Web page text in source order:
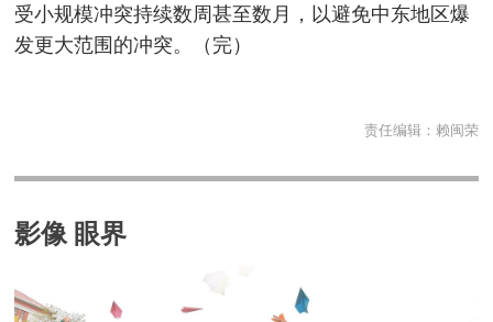
受小规模冲突持续数周甚至数月，以避免中东地区爆
发更大范围的冲突。（完）
责任编辑： 赖闽荣
影像 眼界